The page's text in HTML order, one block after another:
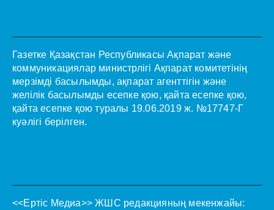
Газетке Қазақстан Республикасы Ақпарат және
коммуникациялар министрлігі Ақпарат комитетінің
мерзімді басылымды, ақпарат агенттігін және
желілік басылымды есепке қою, қайта есепке қою,
қайта есепке қою туралы 19.06.2019 ж. №17747-Г
куәлігі берілген.
<<Ертіс Медиа>> ЖШС редакцияның мекенжайы: